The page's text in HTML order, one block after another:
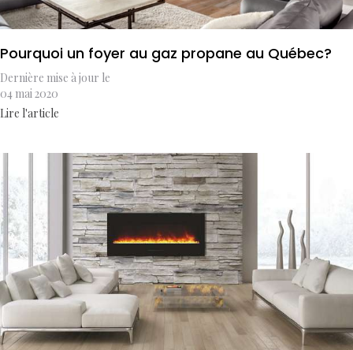
Pourquoi un foyer au gaz propane au Québec?
Dernière mise à jour le
04 mai 2020
Lire l'article